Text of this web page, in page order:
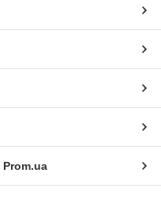
Prom.ua